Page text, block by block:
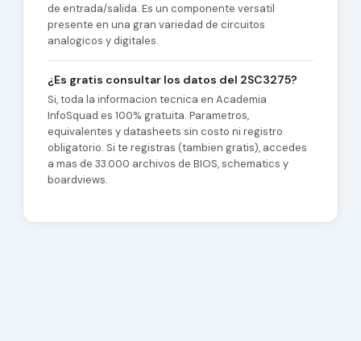
de entrada/salida. Es un componente versatil
presente en una gran variedad de circuitos
analogicos y digitales.
¿Es gratis consultar los datos del 2SC3275?
Si, toda la informacion tecnica en Academia
InfoSquad es 100% gratuita. Parametros,
equivalentes y datasheets sin costo ni registro
obligatorio. Si te registras (tambien gratis), accedes
a mas de 33.000 archivos de BIOS, schematics y
boardviews.